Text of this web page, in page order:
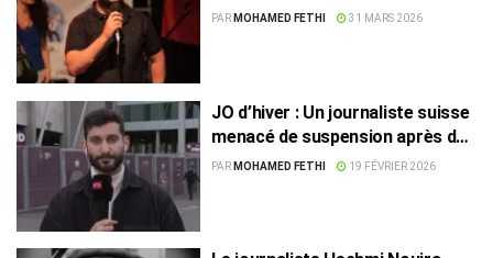
prison
PAR MOHAMED FETHI 31 MARS 2026
JO d’hiver : Un journaliste suisse
menacé de suspension après des
critiques sur Gaza
PAR MOHAMED FETHI 19 FÉVRIER 2026